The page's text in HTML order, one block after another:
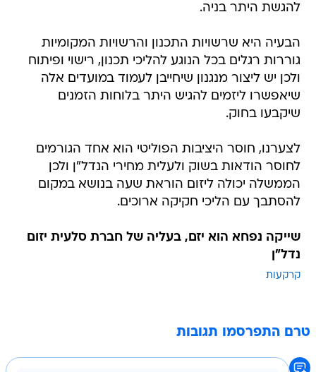
להגשת היתר בניה.
הבעיה היא שרשויות התכנון והרשויות המקומיות
גוררות רגלים בכל הנוגע להליכי תכנון, רישוי ופיתוח
ולכן יש ליצור מנגנון שיחייבן לעמוד במועדים אלה
שיאפשרו ליזמים להגיש היתר בלוחות הזמנים
שיקבעו בחוק.
לצערנו, חוסר היציבות הפוליטי הוא אחד הגורמים
לחוסר הודאות בשוק ולעלית מחירי הנדל"ן ולכן
הממשלה יכולה ליזום הוראת שעה בנושא במקום
להסתבך עם הליכי חקיקה ארוכים.
שייקה נפחא הוא יזם, בעליה של חברת סלעית יזום
נדל"ן
קרקעות
טרם התפרסמו תגובות